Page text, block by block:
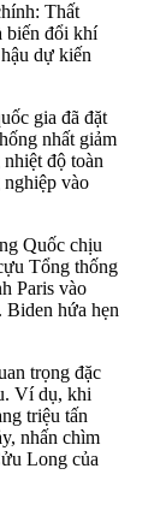
Thất
biến đổi khí
dự kiến
gia đã đặt
nhất giảm
độ toàn
vào
Quốc chịu
Tổng thống
Paris vào
hứa hẹn
trọng đặc
Ví dụ, khi
triệu tấn
nhấn chìm
Long của